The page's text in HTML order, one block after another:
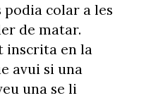
colar a les
de matar.
inscrita en la
avui si una
una se li